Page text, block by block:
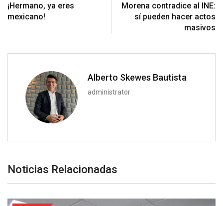
¡Hermano, ya eres
mexicano!
Morena contradice al INE:
sí pueden hacer actos
masivos
Alberto Skewes Bautista
administrator
Noticias Relacionadas